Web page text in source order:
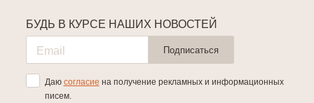
БУДЬ В КУРСЕ НАШИХ НОВОСТЕЙ
Подписаться
Даю согласие на получение рекламных и информационных
писем.